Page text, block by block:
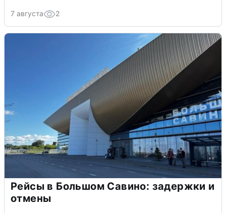
7 августа 2
Рейсы в Большом Савино: задержки и
отмены